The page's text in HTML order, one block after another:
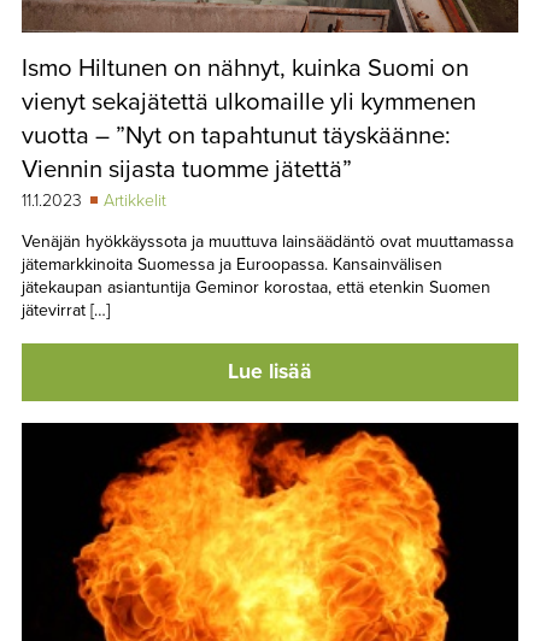
Ismo Hiltunen on nähnyt, kuinka Suomi on
vienyt sekajätettä ulkomaille yli kymmenen
vuotta – ”Nyt on tapahtunut täyskäänne:
Viennin sijasta tuomme jätettä”
11.1.2023
Artikkelit
Venäjän hyökkäyssota ja muuttuva lainsäädäntö ovat muuttamassa
jätemarkkinoita Suomessa ja Euroopassa. Kansainvälisen
jätekaupan asiantuntija Geminor korostaa, että etenkin Suomen
jätevirrat […]
Lue lisää